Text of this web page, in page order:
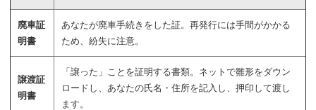
廃車証
明書
あなたが廃車手続きをした証。再発行には手間がかかる
ため、紛失に注意。
譲渡証
明書
「譲った」ことを証明する書類。ネットで雛形をダウン
ロードし、あなたの氏名・住所を記入し、押印して渡し
ます。